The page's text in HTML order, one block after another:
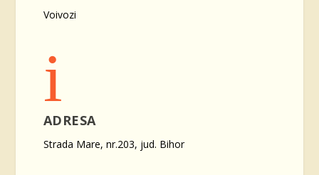
Voivozi
i
ADRESA
Strada Mare, nr.203, jud. Bihor